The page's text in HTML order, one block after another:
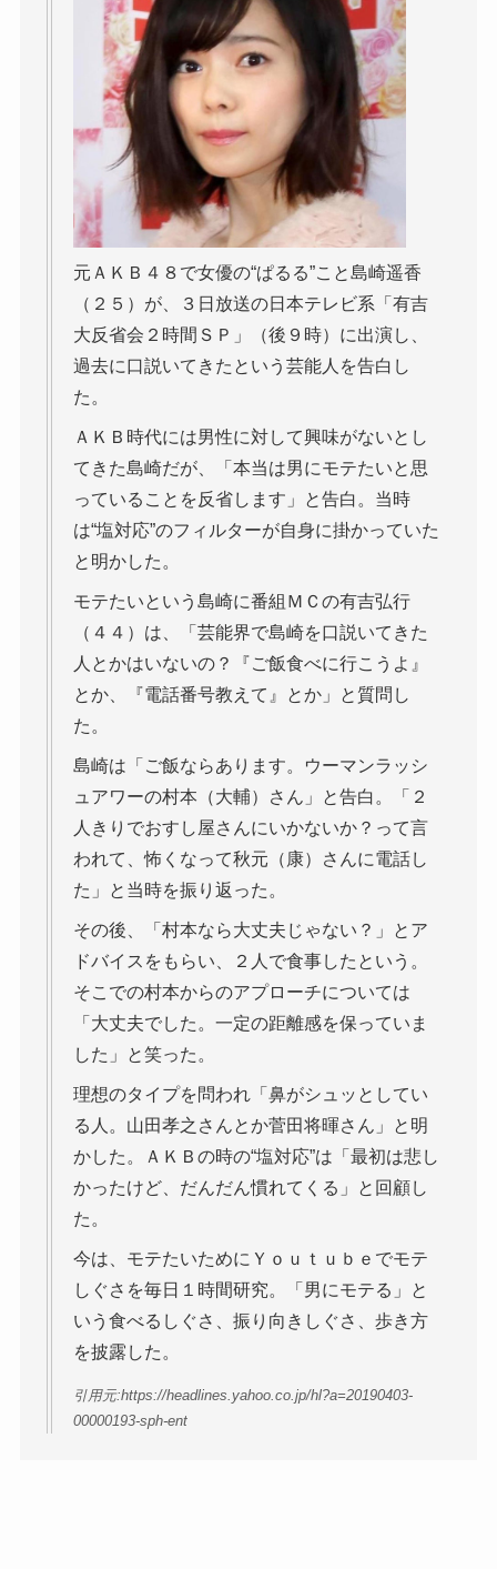
元ＡＫＢ４８で女優の“ぱるる”こと島崎遥香
（２５）が、３日放送の日本テレビ系「有吉
大反省会２時間ＳＰ」（後９時）に出演し、
過去に口説いてきたという芸能人を告白し
た。
ＡＫＢ時代には男性に対して興味がないとし
てきた島崎だが、「本当は男にモテたいと思
っていることを反省します」と告白。当時
は“塩対応”のフィルターが自身に掛かっていた
と明かした。
モテたいという島崎に番組ＭＣの有吉弘行
（４４）は、「芸能界で島崎を口説いてきた
人とかはいないの？『ご飯食べに行こうよ』
とか、『電話番号教えて』とか」と質問し
た。
島崎は「ご飯ならあります。ウーマンラッシ
ュアワーの村本（大輔）さん」と告白。「２
人きりでおすし屋さんにいかないか？って言
われて、怖くなって秋元（康）さんに電話し
た」と当時を振り返った。
その後、「村本なら大丈夫じゃない？」とア
ドバイスをもらい、２人で食事したという。
そこでの村本からのアプローチについては
「大丈夫でした。一定の距離感を保っていま
した」と笑った。
理想のタイプを問われ「鼻がシュッとしてい
る人。山田孝之さんとか菅田将暉さん」と明
かした。ＡＫＢの時の“塩対応”は「最初は悲し
かったけど、だんだん慣れてくる」と回顧し
た。
今は、モテたいためにＹｏｕｔｕｂｅでモテ
しぐさを毎日１時間研究。「男にモテる」と
いう食べるしぐさ、振り向きしぐさ、歩き方
を披露した。
引用元:https://headlines.yahoo.co.jp/hl?a=20190403-
00000193-sph-ent